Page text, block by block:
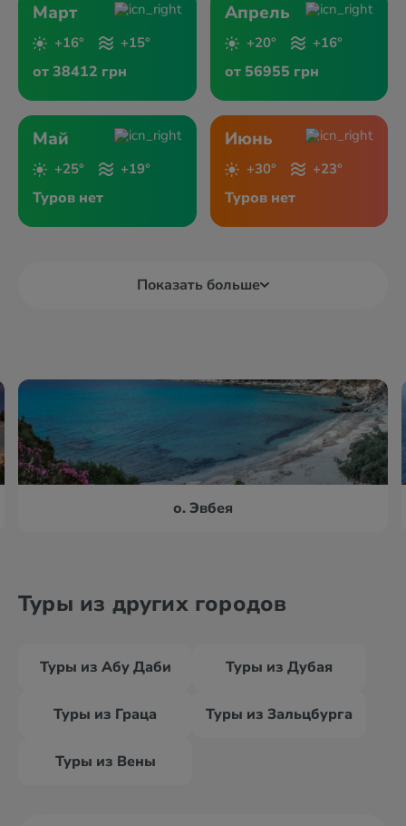
Март
+16° +15°
от 38412 грн
Апрель
+20° +16°
от 56955 грн
Май
+25° +19°
Туров нет
Июнь
+30° +23°
Туров нет
Показать больше
о. Эвбея
Туры из других городов
Туры из Абу Даби Туры из Дубая
Туры из Граца Туры из Зальцбурга
Туры из Вены